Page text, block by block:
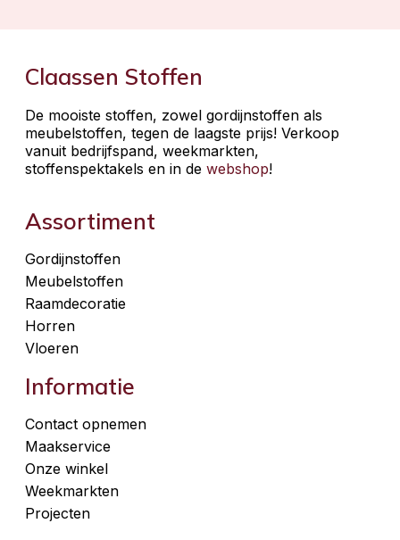
Claassen Stoffen
De mooiste stoffen, zowel gordijnstoffen als
meubelstoffen, tegen de laagste prijs! Verkoop
vanuit bedrijfspand, weekmarkten,
stoffenspektakels en in de webshop!
Assortiment
Gordijnstoffen
Meubelstoffen
Raamdecoratie
Horren
Vloeren
Informatie
Contact opnemen
Maakservice
Onze winkel
Weekmarkten
Projecten